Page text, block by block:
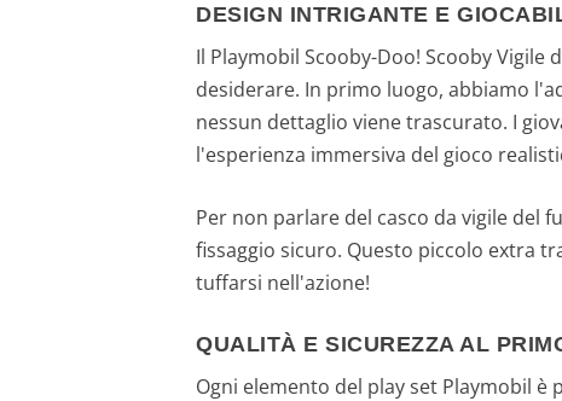
DESIGN INTRIGANTE E
Il Playmobil Scooby-Doo! Scooby
desiderare. In primo luogo, abbiamo
nessun dettaglio viene trascurato. I
l'esperienza immersiva del gioco
Per non parlare del casco da vigile del
fissaggio sicuro. Questo piccolo extra
tuffarsi nell'azione!
QUALITÀ E SICUREZZA AL
Ogni elemento del play set Playmobil